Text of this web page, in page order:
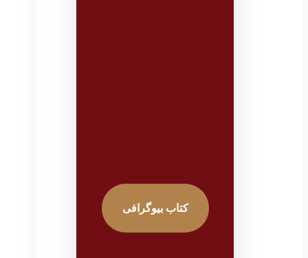
کتاب بیوگرافی